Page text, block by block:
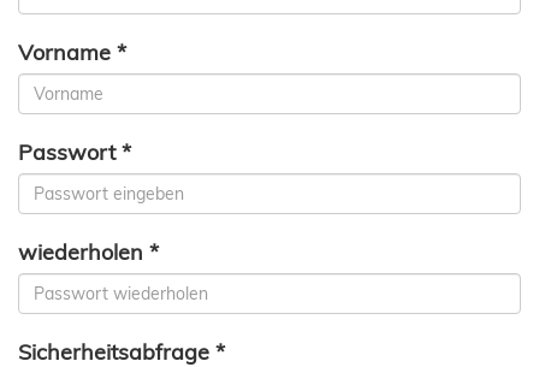
Vorname *
Passwort *
wiederholen *
Sicherheitsabfrage *